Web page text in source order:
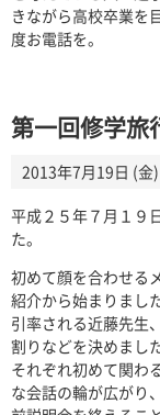
きながら高校卒業を
度お電話を。
第一回修学旅
2013年7月19日 (金)
平成２５年７月１９
た。
初めて顔を合わせる
紹介から始まりました
引率される近藤先生
割りなどを決めました
それぞれ初めて関わ
な会話の輪が広がり